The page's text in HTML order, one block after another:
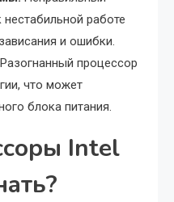
работе
и ошибки.
Разогнанный процессор
что может
блока питания.
Intel